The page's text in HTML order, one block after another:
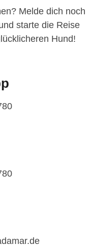
Melde dich noch
starte die Reise
Hund!